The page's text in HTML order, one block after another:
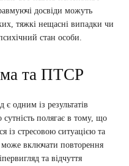
досвіди можуть
тяжкі нещасні випадки чи
стан особи.
та ПТСР
одним із результатів
полягає в тому, що
із стресовою ситуацією та
може включати повторення
та відчуття